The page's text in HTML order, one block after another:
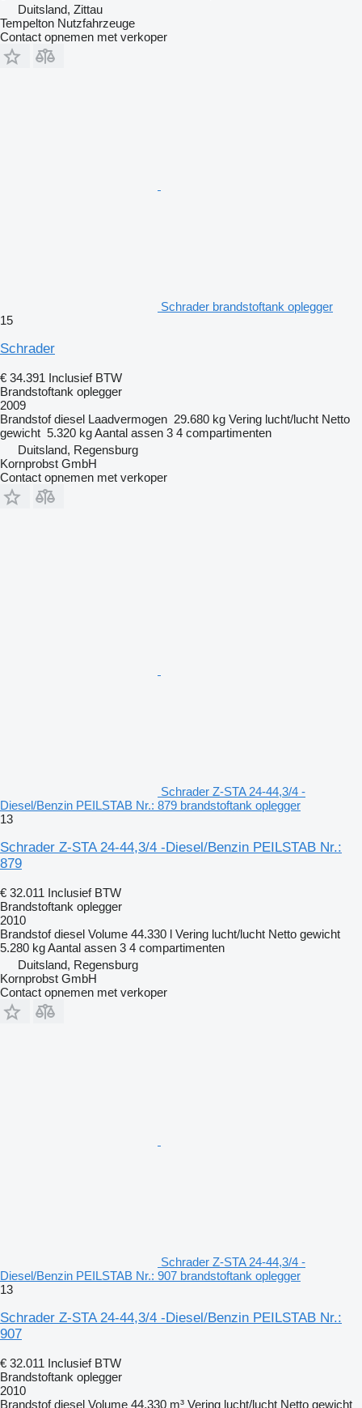
Duitsland, Zittau
Tempelton Nutzfahrzeuge
Contact opnemen met verkoper
Schrader brandstoftank oplegger
15
Schrader
€ 34.391 Inclusief BTW
Brandstoftank oplegger
2009
Brandstof diesel Laadvermogen 29.680 kg Vering lucht/lucht Netto
gewicht 5.320 kgAantal assen 3 4 compartimenten
Duitsland, Regensburg
Kornprobst GmbH
Contact opnemen met verkoper
Schrader Z-STA 24-44,3/4 -
Diesel/Benzin PEILSTAB Nr.: 879 brandstoftank oplegger
13
Schrader Z-STA 24-44,3/4 -Diesel/Benzin PEILSTAB Nr.:
879
€ 32.011 Inclusief BTW
Brandstoftank oplegger
2010
Brandstof diesel Volume 44.330 l Vering lucht/lucht Netto gewicht
5.280 kgAantal assen 3 4 compartimenten
Duitsland, Regensburg
Kornprobst GmbH
Contact opnemen met verkoper
Schrader Z-STA 24-44,3/4 -
Diesel/Benzin PEILSTAB Nr.: 907 brandstoftank oplegger
13
Schrader Z-STA 24-44,3/4 -Diesel/Benzin PEILSTAB Nr.:
907
€ 32.011 Inclusief BTW
Brandstoftank oplegger
2010
Brandstof diesel Volume 44.330 m³ Vering lucht/lucht Netto gewicht